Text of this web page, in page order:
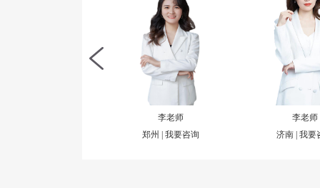
谈老师
上海 |我要咨询
杭州